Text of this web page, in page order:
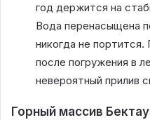
год держится на
Вода перенасыщена
никогда не
после погружения в
невероятный прилив
Горный массив